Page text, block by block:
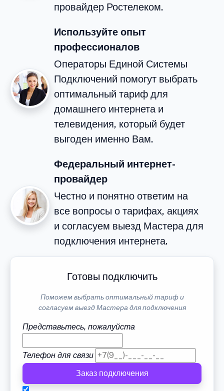
провайдер Ростелеком.
Используйте опыт
профессионалов
Операторы Единой Системы
Подключений помогут выбрать
оптимальный тариф для
домашнего интернета и
телевидения, который будет
выгоден именно Вам.
Федеральный интернет-
провайдер
Честно и понятно ответим на
все вопросы о тарифах, акциях
и согласуем выезд Мастера для
подключения интернета.
Готовы подключить
Поможем выбрать оптимальный тариф и
согласуем выезд Мастера для подключения
Представьтесь, пожалуйста
Телефон для связи
Заказ подключения